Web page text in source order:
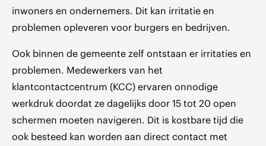
inwoners en ondernemers. Dit kan irritatie en
problemen opleveren voor burgers en bedrijven.
Ook binnen de gemeente zelf ontstaan er irritaties en
problemen. Medewerkers van het
klantcontactcentrum (KCC) ervaren onnodige
werkdruk doordat ze dagelijks door 15 tot 20 open
schermen moeten navigeren. Dit is kostbare tijd die
ook besteed kan worden aan direct contact met